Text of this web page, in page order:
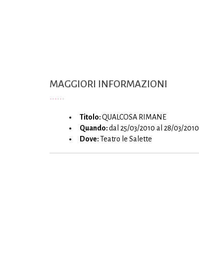
MAGGIORI INFORMAZIONI
Titolo:QUALCOSA RIMANE
Quando:dal 25/03/2010 al 28/03/2010
Dove:Teatro le Salette